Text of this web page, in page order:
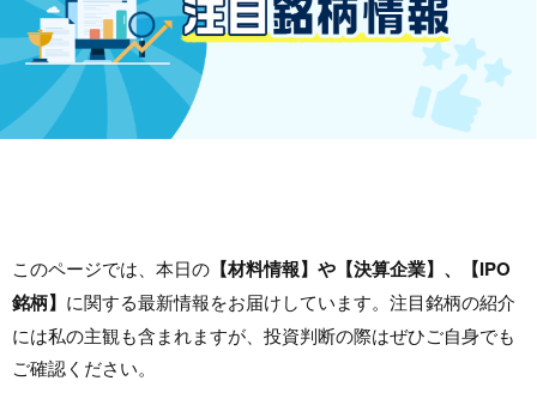
このページでは、本日の 【材料情報】や【決算企業】、【IPO
銘柄】 に関する最新情報をお届けしています。注目銘柄の紹介
には私の主観も含まれますが、投資判断の際はぜひご自身でも
ご確認ください。